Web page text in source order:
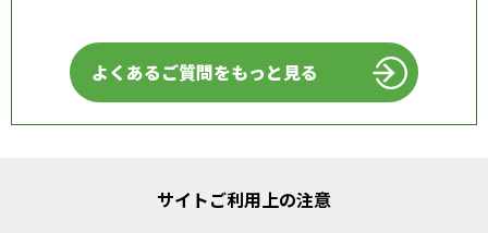
よくあるご質問をもっと見る
サイトご利用上の注意